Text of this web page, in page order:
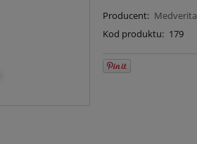
Producent: Medverita
Kod produktu: 179